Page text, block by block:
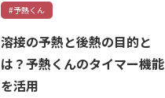
#予熱くん
溶接の予熱と後熱の目的と
は？予熱くんのタイマー機能
を活用